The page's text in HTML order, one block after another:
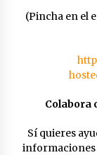
(Pincha en el
Colabora
Sí quieres
informaciones